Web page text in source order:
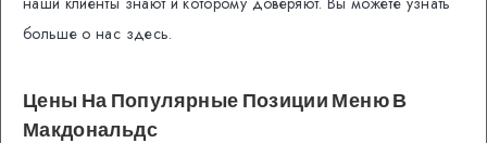
больше о нас здесь.
Цены На Популярные Позиции Меню В
Макдональдс